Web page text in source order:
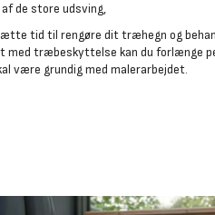
de store udsving,
tid til rengøre dit træhegn og
med træbeskyttelse kan du forlænge
være grundig med malerarbejdet.